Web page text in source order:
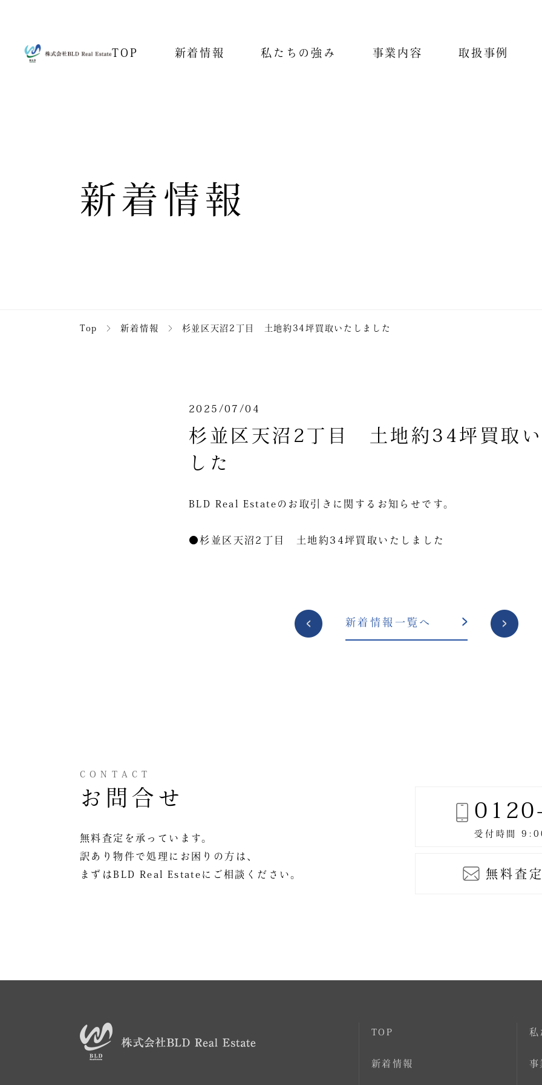
TOP 新着情報 私たちの強み 事業内容 取扱事例
新着情報
Top ＞ 新着情報 ＞ 杉並区天沼2丁目 土地約34坪買取いたしました
2025/07/04
杉並区天沼2丁目 土地約34坪買取い
した
BLD Real Estateのお取引きに関するお知らせです。
●杉並区天沼2丁目 土地約34坪買取いたしました
投
稿
新着情報一覧へ
CONTACT
お問合せ
無料査定を承っています。
訳あり物件で処理にお困りの方は、
まずはBLD Real Estateにご相談ください。
無料査
TOP
新着情報
私
事